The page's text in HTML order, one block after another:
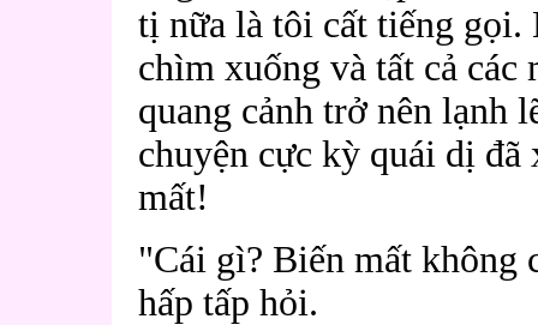
tị nữa là tôi cất tiếng
chìm xuống và tất cả các
quang cảnh trở nên lạnh
chuyện cực kỳ quái dị đã
mất!
"Cái gì? Biến mất không
hấp tấp hỏi.